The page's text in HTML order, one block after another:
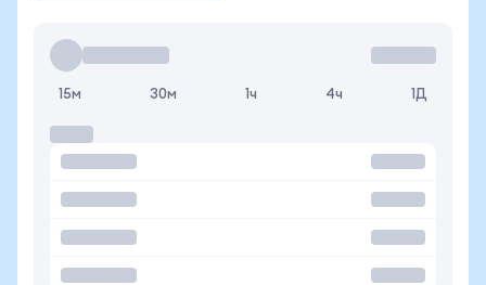
15м 30м 1ч 4ч 1Д